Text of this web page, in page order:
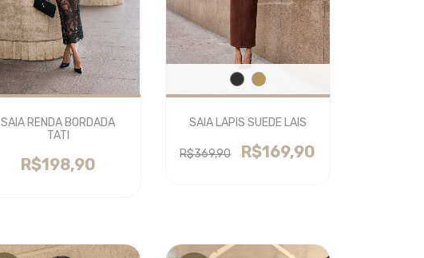
SAIA RENDA BORDADA
TATI
R$198,90
SAIA LÁPIS SUEDE LAÍS
R$369,90 R$169,90